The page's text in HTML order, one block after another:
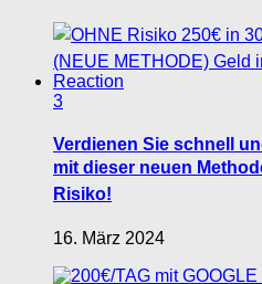
3
Verdienen Sie schnell
mit dieser neuen
Risiko!
16. März 2024